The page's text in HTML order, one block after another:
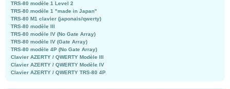
TRS-80 modèle 1 Level 2
TRS-80 modèle 1 "made in Japan"
TRS-80 M1 clavier (japonais/qwerty)
TRS-80 modèle III
TRS-80 modèle IV (No Gate Array)
TRS-80 modèle IV (Gate Array)
TRS-80 modèle 4P (No Gate Array)
Clavier AZERTY / QWERTY Modèle III
Clavier AZERTY / QWERTY Modèle IV
Clavier AZERTY / QWERTY TRS-80 4P